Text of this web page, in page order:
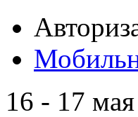
16 - 17